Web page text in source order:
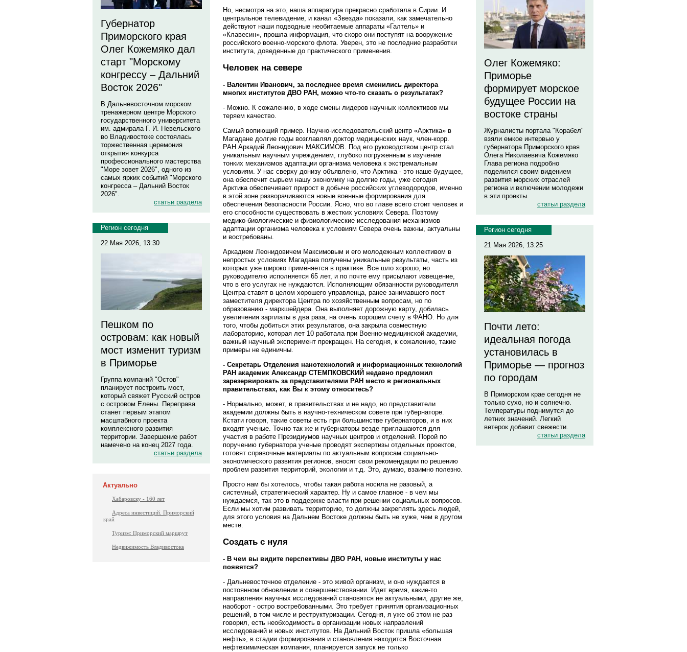
Губернатор
Приморского края
Олег Кожемяко дал
старт "Морскому
конгрессу – Дальний
Восток 2026"
В Дальневосточном морском
тренажерном центре Морского
государственного университета
им. адмирала Г. И. Невельского
во Владивостоке состоялась
торжественная церемония
открытия конкурса
профессионального мастерства
"Море зовет 2026", одного из
самых ярких событий "Морского
конгресса – Дальний Восток
2026".
статьи раздела
Регион сегодня
22 Мая 2026, 13:30
Пешком по
островам: как новый
мост изменит туризм
в Приморье
Группа компаний "Остов"
планирует построить мост,
который свяжет Русский остров
с островом Елены. Переправа
станет первым этапом
масштабного проекта
комплексного развития
территории. Завершение работ
намечено на конец 2027 года.
статьи раздела
Актуально
Хабаровску - 160 лет
Адреса инвестиций. Приморский
край
Туризм: Приморский маршрут
Недвижимость Владивостока
Но, несмотря на это, наша аппаратура прекрасно сработала в Сирии. И
центральное телевидение, и канал «Звезда» показали, как замечательно
действуют наши подводные необитаемые аппараты «Галтель» и
«Клавесин», прошла информация, что скоро они поступят на вооружение
российского военно-морского флота. Уверен, это не последние разработки
института, доведенные до практического применения.
Человек на севере
- Валентин Иванович, за последнее время сменились директора
многих институтов ДВО РАН, можно что-то сказать о результатах?
- Можно. К сожалению, в ходе смены лидеров научных коллективов мы
теряем качество.
Самый вопиющий пример. Научно-исследовательский центр «Арктика» в
Магадане долгие годы возглавлял доктор медицинских наук, член-корр.
РАН Аркадий Леонидович МАКСИМОВ. Под его руководством центр стал
уникальным научным учреждением, глубоко погруженным в изучение
тонких механизмов адаптации организма человека к экстремальным
условиям. У нас сверху донизу объявлено, что Арктика - это наше будущее,
она обеспечит сырьем нашу экономику на долгие годы, уже сегодня
Арктика обеспечивает прирост в добыче российских углеводородов, именно
в этой зоне разворачиваются новые военные формирования для
обеспечения безопасности России. Ясно, что во главе всего стоит человек и
его способности существовать в жестких условиях Севера. Поэтому
медико-биологические и физиологические исследования механизмов
адаптации организма человека к условиям Севера очень важны, актуальны
и востребованы.
Аркадием Леонидовичем Максимовым и его молодежным коллективом в
непростых условиях Магадана получены уникальные результаты, часть из
которых уже широко применяется в практике. Все шло хорошо, но
руководителю исполняется 65 лет, и по почте ему присылают извещение,
что в его услугах не нуждаются. Исполняющим обязанности руководителя
Центра ставят в целом хорошего управленца, ранее занимавшего пост
заместителя директора Центра по хозяйственным вопросам, но по
образованию - маркшейдера. Она выполняет дорожную карту, добилась
увеличения зарплаты в два раза, на очень хорошем счету в ФАНО. Но для
того, чтобы добиться этих результатов, она закрыла совместную
лабораторию, которая лет 10 работала при Военно-медицинской академии,
важный научный эксперимент прекращен. На сегодня, к сожалению, такие
примеры не единичны.
- Секретарь Отделения нанотехнологий и информационных технологий
РАН академик Александр СТЕМПКОВСКИЙ недавно предложил
зарезервировать за представителями РАН место в региональных
правительствах, как Вы к этому относитесь?
- Нормально, может, в правительствах и не надо, но представители
академии должны быть в научно-техническом совете при губернаторе.
Кстати говоря, такие советы есть при большинстве губернаторов, и в них
входят ученые. Точно так же и губернаторы везде приглашаются для
участия в работе Президиумов научных центров и отделений. Порой по
поручению губернатора ученые проводят экспертизы отдельных проектов,
готовят справочные материалы по актуальным вопросам социально-
экономического развития регионов, вносят свои рекомендации по решению
проблем развития территорий, экологии и т.д. Это, думаю, взаимно полезно.
Просто нам бы хотелось, чтобы такая работа носила не разовый, а
системный, стратегический характер. Ну и самое главное - в чем мы
нуждаемся, так это в поддержке власти при решении социальных вопросов.
Если мы хотим развивать территорию, то должны закреплять здесь людей,
для этого условия на Дальнем Востоке должны быть не хуже, чем в другом
месте.
Создать с нуля
- В чем вы видите перспективы ДВО РАН, новые институты у нас
появятся?
- Дальневосточное отделение - это живой организм, и оно нуждается в
постоянном обновлении и совершенствовании. Идет время, какие-то
направления научных исследований становятся не актуальными, другие же,
наоборот - остро востребованными. Это требует принятия организационных
решений, в том числе и реструктуризации. Сегодня, я уже об этом не раз
говорил, есть необходимость в организации новых направлений
исследований и новых институтов. На Дальний Восток пришла «большая
нефть», в стадии формирования и становления находится Восточная
нефтехимическая компания, планируется запуск не только
Олег Кожемяко:
Приморье
формирует морское
будущее России на
востоке страны
Журналисты портала "Корабел"
взяли емкое интервью у
губернатора Приморского края
Олега Николаевича Кожемяко
Глава региона подробно
поделился своим видением
развития морских отраслей
региона и включении молодежи
в эти проекты.
статьи раздела
Регион сегодня
21 Мая 2026, 13:25
Почти лето:
идеальная погода
установилась в
Приморье — прогноз
по городам
В Приморском крае сегодня не
только сухо, но и солнечно.
Температуры поднимутся до
летних значений. Легкий
ветерок добавит свежести.
статьи раздела